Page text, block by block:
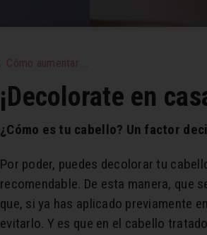
Cómo aumentar el calcio
¡Decolorate en
¿Cómo es tu cabello? Un factor
Por poder, puedes decolorar tu
recomendable. De esta manera, que
que, si ya has aplicado previamente
evitarlo. Y es que en el cabello